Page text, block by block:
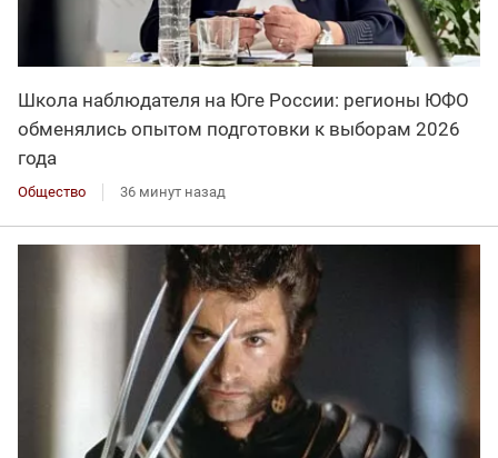
Школа наблюдателя на Юге России: регионы ЮФО
обменялись опытом подготовки к выборам 2026
года
Общество 36 минут назад